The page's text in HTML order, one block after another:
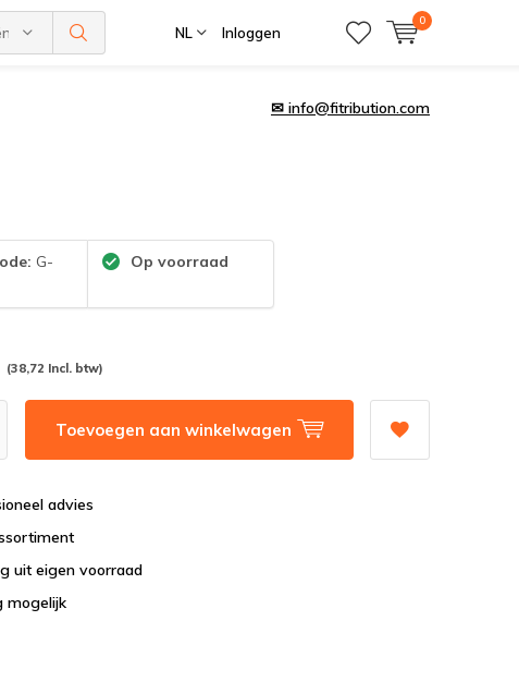
NL Inloggen
0
✉ info@fitribution.com
G-
Op voorraad
(38,72 Incl. btw)
Toevoegen aan winkelwagen
advies
uit eigen voorraad
mogelijk